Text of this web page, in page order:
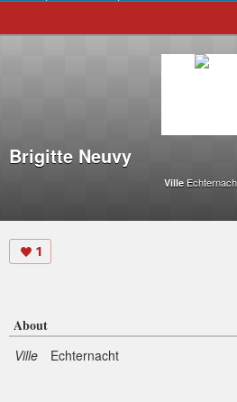
Brigitte Neuvy
Ville
1
About
Ville Echternacht